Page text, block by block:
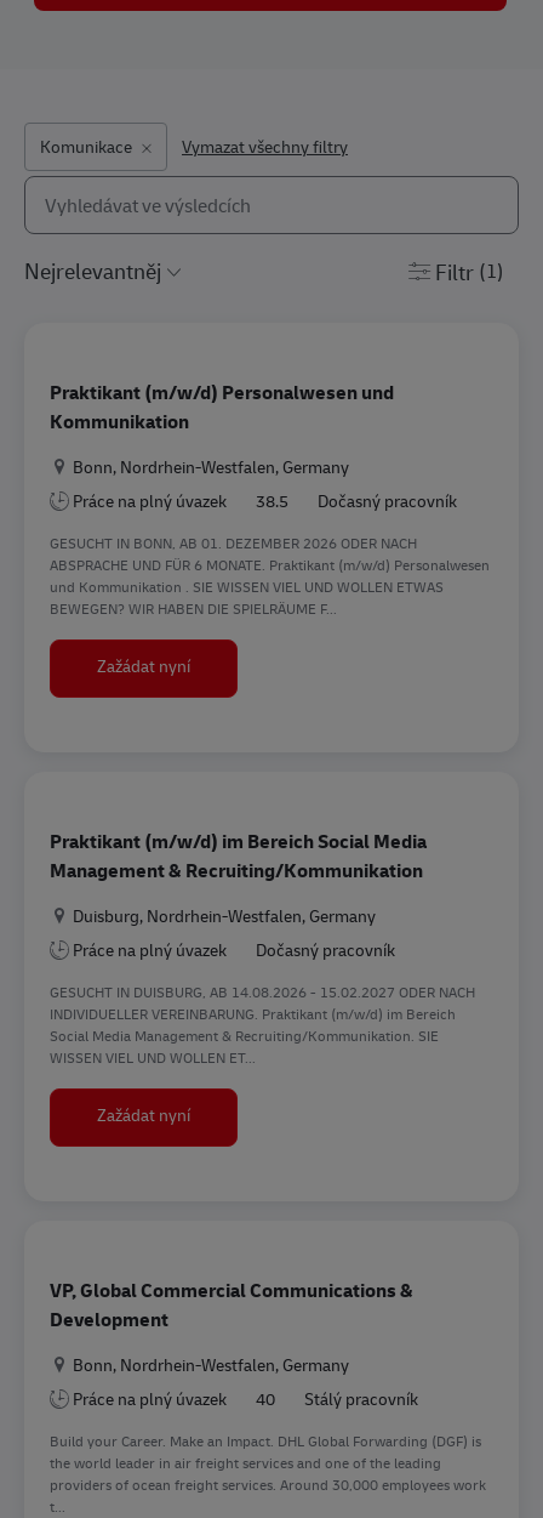
Komunikace Vymazat všechny filtry
the results are updated
Vyhledat ze seznamu níže
Filtr (1)
Praktikant (m/w/d) Personalwesen und
Kommunikation
Location
Bonn, Nordrhein-Westfalen, Germany
Práce na plný úvazek
38.5 Dočasný pracovník
GESUCHT IN BONN, AB 01. DEZEMBER 2026 ODER NACH
ABSPRACHE UND FÜR 6 MONATE. Praktikant (m/w/d) Personalwesen
und Kommunikation . SIE WISSEN VIEL UND WOLLEN ETWAS
BEWEGEN? WIR HABEN DIE SPIELRÄUME F...
Zažádat nyníPraktikant (m/w/d) Personalwesen und
Praktikant (m/w/d) im Bereich Social Media
Management & Recruiting/Kommunikation
Location
Duisburg, Nordrhein-Westfalen, Germany
Práce na plný úvazek
Dočasný pracovník
GESUCHT IN DUISBURG, AB 14.08.2026 - 15.02.2027 ODER NACH
INDIVIDUELLER VEREINBARUNG. Praktikant (m/w/d) im Bereich
Social Media Management & Recruiting/Kommunikation. SIE
WISSEN VIEL UND WOLLEN ET...
Zažádat nyníPraktikant (m/w/d) im Bereich Social Media
VP, Global Commercial Communications &
Development
Location
Bonn, Nordrhein-Westfalen, Germany
Práce na plný úvazek
40 Stálý pracovník
Build your Career. Make an Impact. DHL Global Forwarding (DGF) is
the world leader in air freight services and one of the leading
providers of ocean freight services. Around 30,000 employees work
t...